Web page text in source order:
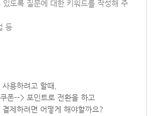
도록 질문에 대한 키워드를 작성해 주
등
용하려고 할때,
폰--> 포인트로 전환을 하고
제하려면 어떻게 해야할까요?